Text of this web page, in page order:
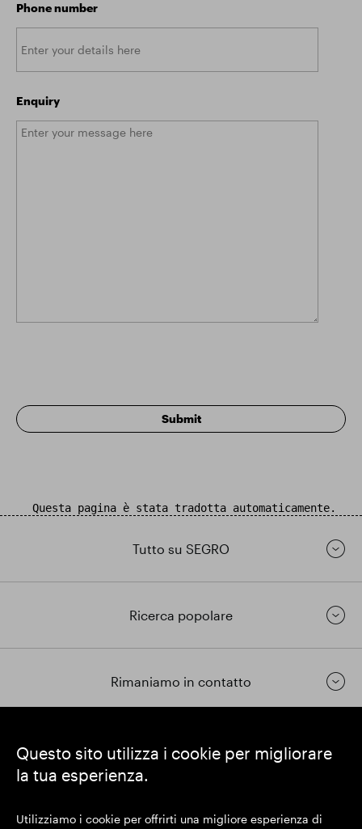
Questo sito utilizza i cookie per migliorare
la tua esperienza.
Utilizziamo i cookie per offrirti una migliore esperienza di
Phone number
Enquiry
Questa pagina è stata tradotta automaticamente.
Tutto su SEGRO
Ricerca popolare
Rimaniamo in contatto
https://www.linkedin.com/
https://www.youtube.com/
https://twitter.com/
SEGRO plc
Numero di registrazione nel Regno Unito 167591